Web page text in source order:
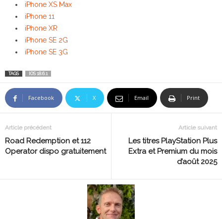
iPhone XS Max
iPhone 11
iPhone XR
iPhone SE 2G
iPhone SE 3G
TAGS IOS 18.6.1
Facebook X Email Print
Article précédent
Road Redemption et 112
Operator dispo gratuitement
Article suivant
Les titres PlayStation Plus
Extra et Premium du mois
d’août 2025